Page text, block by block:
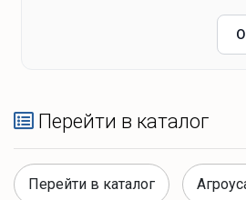
Перейти в каталог
Перейти в каталог